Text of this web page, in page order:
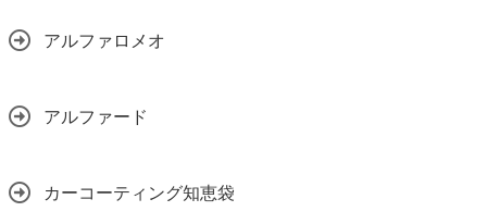
アルファロメオ
アルファード
カーコーティング知恵袋